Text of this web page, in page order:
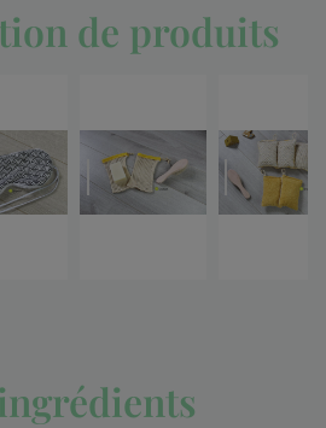
de produits